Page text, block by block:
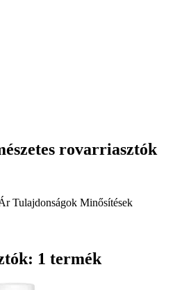
rovarriasztók
Tulajdonságok Minősítések
1 termék